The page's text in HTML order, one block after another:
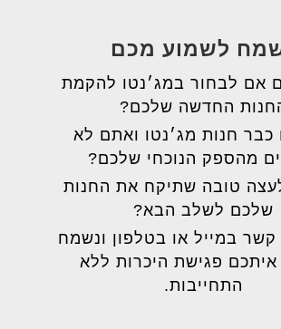
לשמוע מכם
אם לבחור במג׳נטו להקמת
החדשה שלכם?
כבר חנות מג׳נטו ואתם לא
מהספק הנוכחי שלכם?
טובה שתיקח את החנות
שלכם לשלב הבא?
קשר במייל או בטלפון ונשמח
איתכם פגישת היכרות ללא
התחייבות.